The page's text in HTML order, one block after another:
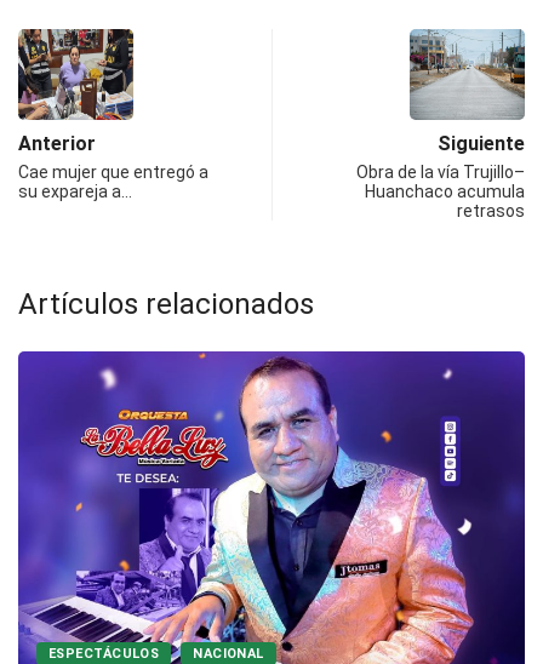
Anterior
Cae mujer que entregó a
su expareja a…
Siguiente
Obra de la vía Trujillo–
Huanchaco acumula
retrasos
Artículos relacionados
ESPECTÁCULOS NACIONAL